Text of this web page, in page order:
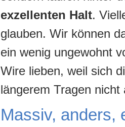
exzellenten Halt.
glauben. Wir können
ein wenig ungewohnt
Wire lieben, weil sich
längerem Tragen nicht
Massiv, anders,